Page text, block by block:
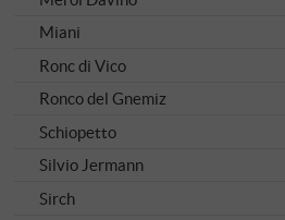
Miani
Ronc di Vico
Ronco del Gnemiz
Schiopetto
Silvio Jermann
Sirch